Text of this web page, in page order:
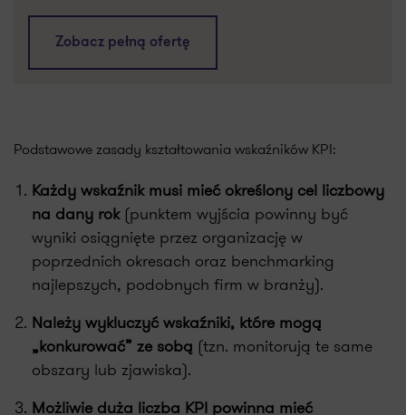
Zobacz pełną ofertę
Podstawowe zasady kształtowania wskaźników KPI:
Każdy wskaźnik musi mieć określony cel liczbowy
na dany rok(punktem wyjścia powinny być
wyniki osiągnięte przez organizację w
poprzednich okresach oraz benchmarking
najlepszych, podobnych firm w branży).
Należy wykluczyć wskaźniki, które mogą
„konkurować” ze sobą (tzn. monitorują te same
obszary lub zjawiska).
Możliwie duża liczba KPI powinna mieć